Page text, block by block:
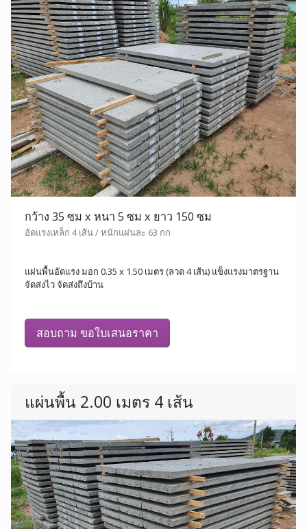
กว้าง 35 ซม x หนา 5 ซม x ยาว 150 ซม
อัดแรงเหล็ก 4 เส้น / หนักแผ่นละ 63 กก
แผ่นพื้นอัดแรง มอก 0.35 x 1.50 เมตร (ลวด 4 เส้น) แข็งแรงมาตรฐาน
จัดส่งไว จัดส่งถึงบ้าน
สอบถาม ขอใบเสนอราคา
แผ่นพื้น 2.00 เมตร 4 เส้น